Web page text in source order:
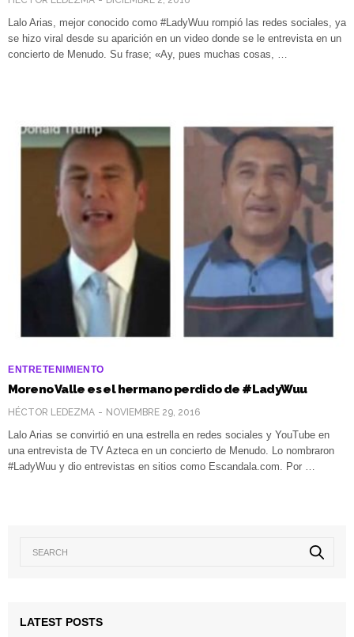
Lalo Arias, mejor conocido como #LadyWuu rompió las redes sociales, ya
se hizo viral desde su aparición en un video donde se le entrevista en un
concierto de Menudo. Su frase; «Ay, pues muchas cosas, …
ENTRETENIMIENTO
Moreno Valle es el hermano perdido de #LadyWuu
HÉCTOR LEDEZMA NOVIEMBRE 29, 2016
Lalo Arias se convirtió en una estrella en redes sociales y YouTube en
una entrevista de TV Azteca en un concierto de Menudo. Lo nombraron
#LadyWuu y dio entrevistas en sitios como Escandala.com. Por …
LATEST POSTS